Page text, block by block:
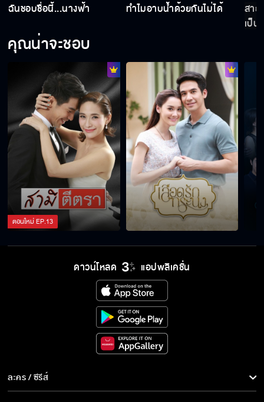
ฉันชอบชื่อนี้...นางฟ้า ทำไมอาบน้ำด้วยกันไม่ได้
สาย
เป็น
คุณน่าจะชอบ
ตอนใหม่EP.13
ดาวน์โหลด แอปพลิเคชั่น
ละคร / ซีรีส์
ละคร/ซีรีส์